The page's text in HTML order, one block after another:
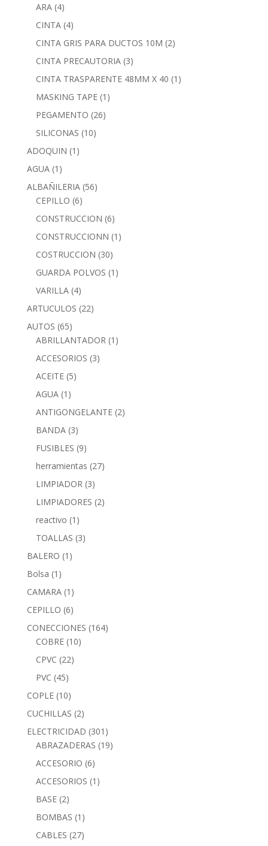
ARA (4)
CINTA (4)
CINTA GRIS PARA DUCTOS 10M (2)
CINTA PRECAUTORIA (3)
CINTA TRASPARENTE 48MM X 40 (1)
MASKING TAPE (1)
PEGAMENTO (26)
SILICONAS (10)
ADOQUIN (1)
AGUA (1)
ALBAÑILERIA (56)
CEPILLO (6)
CONSTRUCCION (6)
CONSTRUCCIONN (1)
COSTRUCCION (30)
GUARDA POLVOS (1)
VARILLA (4)
ARTUCULOS (22)
AUTOS (65)
ABRILLANTADOR (1)
ACCESORIOS (3)
ACEITE (5)
AGUA (1)
ANTIGONGELANTE (2)
BANDA (3)
FUSIBLES (9)
herramientas (27)
LIMPIADOR (3)
LIMPIADORES (2)
reactivo (1)
TOALLAS (3)
BALERO (1)
Bolsa (1)
CAMARA (1)
CEPILLO (6)
CONECCIONES (164)
COBRE (10)
CPVC (22)
PVC (45)
COPLE (10)
CUCHILLAS (2)
ELECTRICIDAD (301)
ABRAZADERAS (19)
ACCESORIO (6)
ACCESORIOS (1)
BASE (2)
BOMBAS (1)
CABLES (27)